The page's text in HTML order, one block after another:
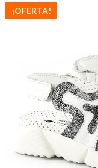
¡OFERTA!